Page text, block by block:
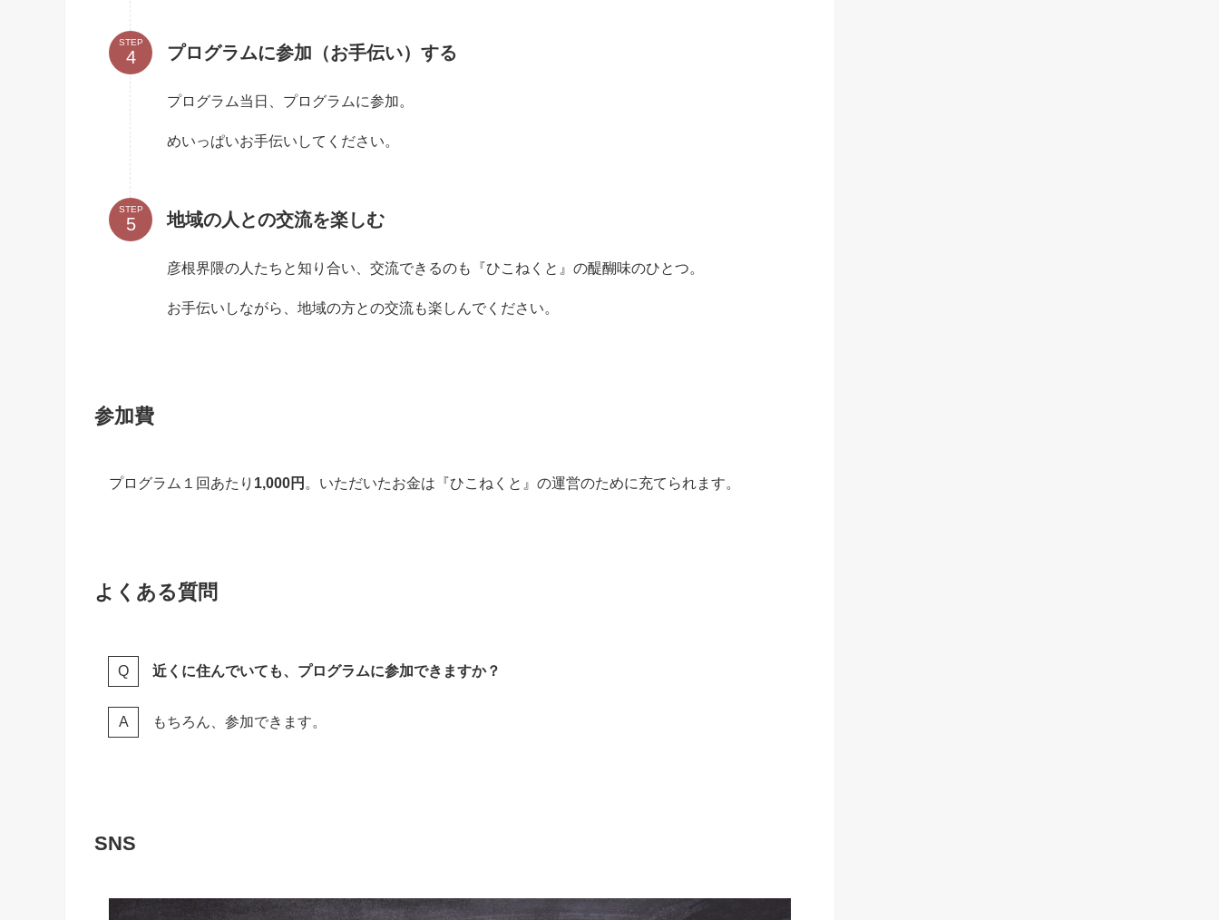
STEP プログラムに参加（お手伝い）する
プログラム当日、プログラムに参加。
めいっぱいお手伝いしてください。
STEP 地域の人との交流を楽しむ
彦根界隈の人たちと知り合い、交流できるのも『ひこねくと』の醍醐味のひとつ。
お手伝いしながら、地域の方との交流も楽しんでください。
参加費
プログラム１回あたり 1,000円 。いただいたお金は『ひこねくと』の運営のために充てられます。
よくある質問
近くに住んでいても、プログラムに参加できますか？
もちろん、参加できます。
SNS